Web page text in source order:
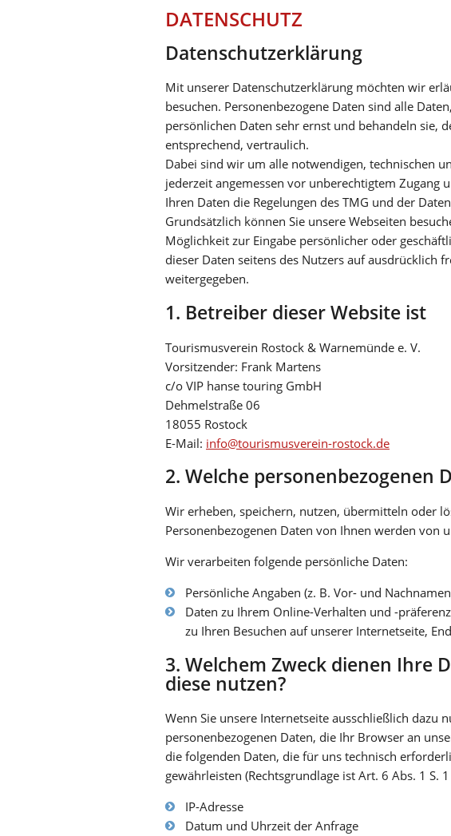
DATENSCHUTZ
Datenschutzerklärung
Mit unserer Datenschutzerklärung möchten wir
besuchen. Personenbezogene Daten sind alle
persönlichen Daten sehr ernst und behandeln sie,
entsprechend, vertraulich.
Dabei sind wir um alle notwendigen, technischen
jederzeit angemessen vor unberechtigtem
Ihren Daten die Regelungen des TMG und der
Grundsätzlich können Sie unsere Webseiten
Möglichkeit zur Eingabe persönlicher oder
dieser Daten seitens des Nutzers auf
weitergegeben.
1. Betreiber dieser Website ist
Tourismusverein Rostock & Warnemünde e. V.
Vorsitzender: Frank Martens
c/o VIP hanse touring GmbH
Dehmelstraße 06
18055 Rostock
E-Mail: info@tourismusverein-rostock.de
2. Welche personenbezogenen
Wir erheben, speichern, nutzen, übermitteln oder
Personenbezogenen Daten von Ihnen werden von
Wir verarbeiten folgende persönliche Daten:
Persönliche Angaben (z. B. Vor- und
Daten zu Ihrem Online-Verhalten und -
zu Ihren Besuchen auf unserer Internetseite,
3. Welchem Zweck dienen
diese nutzen?
Wenn Sie unsere Internetseite ausschließlich
personenbezogenen Daten, die Ihr Browser an
die folgenden Daten, die für uns technisch
gewährleisten (Rechtsgrundlage ist Art. 6 Abs. 1 S.
IP-Adresse
Datum und Uhrzeit der Anfrage